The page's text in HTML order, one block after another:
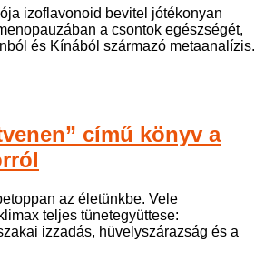
izoflavonoid bevitel jótékonyan
a csontok egészségét,
és Kínából származó metaanalízis.
című könyv a
az életünkbe. Vele
teljes tünetegyüttese:
izzadás, hüvelyszárazság és a